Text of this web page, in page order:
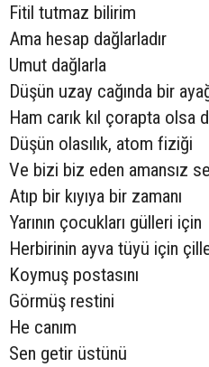
Fitil tutmaz bilirim
Ama hesap dağlarladır
Umut dağlarla
Düşün uzay cağında bir
Ham carık kıl çorapta olsa
Düşün olasılık, atom fiziği
Ve bizi biz eden amansız
Atıp bir kıyıya bir zamanı
Yarının çocukları gülleri için
Herbirinin ayva tüyü için
Koymuş postasını
Görmüş restini
He canım
Sen getir üstünü